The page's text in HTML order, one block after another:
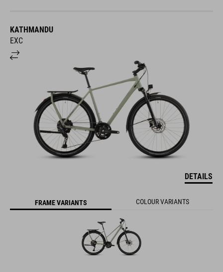
KATHMANDU
EXC
DETAILS
FRAME VARIANTS COLOUR VARIANTS